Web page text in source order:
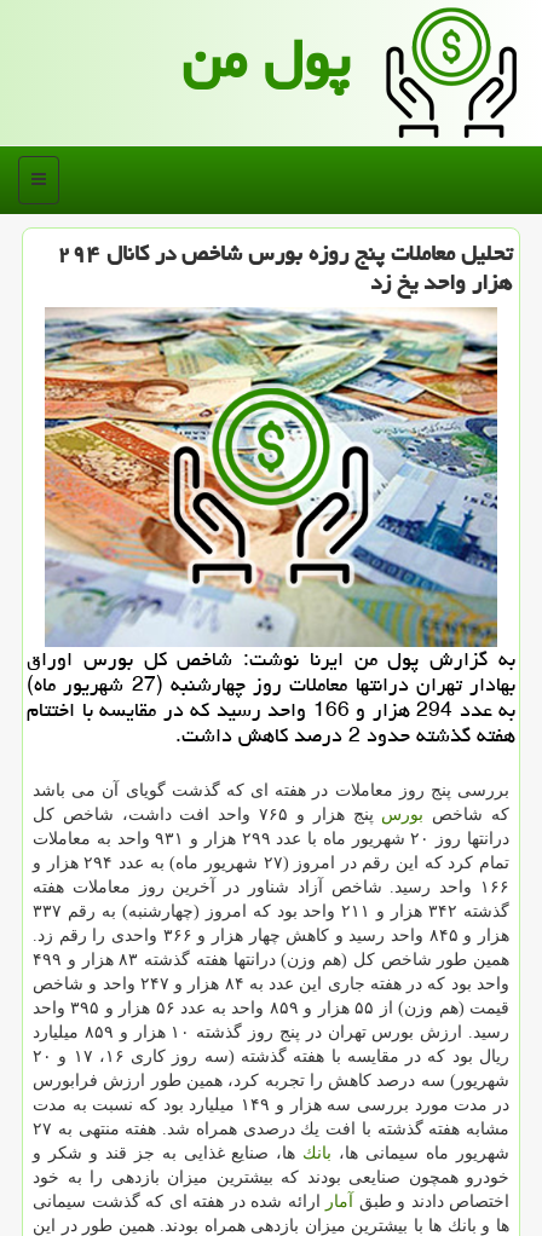
پول من
منو
تحلیل معاملات پنج روزه بورس شاخص در كانال ۲۹۴
هزار واحد یخ زد
به گزارش پول من ایرنا نوشت: شاخص كل بورس اوراق
بهادار تهران درانتها معاملات روز چهارشنبه (27 شهریور ماه)
به عدد 294 هزار و 166 واحد رسید كه در مقایسه با اختتام
هفته گذشته حدود 2 درصد كاهش داشت.
بررسی پنج روز معاملات در هفته ای كه گذشت گویای آن می باشد
كه شاخص بورس
پنج هزار و ۷۶۵ واحد افت داشت، شاخص كل
درانتها روز ۲۰ شهریور ماه با عدد ۲۹۹ هزار و ۹۳۱ واحد به معاملات
تمام كرد كه این رقم در امروز (۲۷ شهریور ماه) به عدد ۲۹۴ هزار و
۱۶۶ واحد رسید. شاخص آزاد شناور در آخرین روز معاملات هفته
گذشته ۳۴۲ هزار و ۲۱۱ واحد بود كه امروز (چهارشنبه) به رقم ۳۳۷
هزار و ۸۴۵ واحد رسید و كاهش چهار هزار و ۳۶۶ واحدی را رقم زد.
همین طور شاخص كل (هم وزن) درانتها هفته گذشته ۸۳ هزار و ۴۹۹
واحد بود كه در هفته جاری این عدد به ۸۴ هزار و ۲۴۷ واحد و شاخص
قیمت (هم وزن) از ۵۵ هزار و ۸۵۹ واحد به عدد ۵۶ هزار و ۳۹۵ واحد
رسید. ارزش بورس تهران در پنج روز گذشته ۱۰ هزار و ۸۵۹ میلیارد
ریال بود كه در مقایسه با هفته گذشته (سه روز كاری ۱۶، ۱۷ و ۲۰
شهریور) سه درصد كاهش را تجربه كرد، همین طور ارزش فرابورس
در مدت مورد بررسی سه هزار و ۱۴۹ میلیارد بود كه نسبت به مدت
مشابه هفته گذشته با افت یك درصدی همراه شد. هفته منتهی به ۲۷
شهریور ماه سیمانی ها، بانك ها، صنایع غذایی به جز قند و شكر و
خودرو همچون صنایعی بودند كه بیشترین میزان بازدهی را به خود
اختصاص دادند و طبق آمار ارائه شده در هفته ای كه گذشت سیمانی
ها و بانك ها با بیشترین میزان بازدهی همراه بودند. همین طور در این